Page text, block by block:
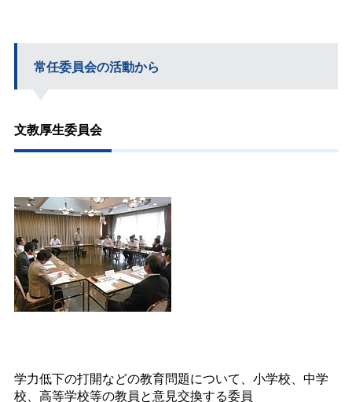
常任委員会の活動から
文教厚生委員会
学力低下の打開などの教育問題について、小学校、中学
校、高等学校等の教員と意見交換する委員